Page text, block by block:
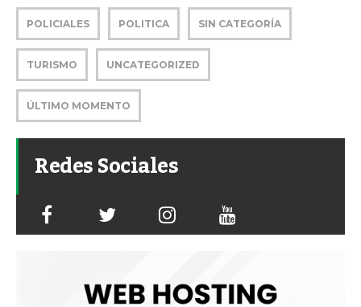
POLICIALES POLITICA SIN CATEGORÍA
TURISMO UNCATEGORIZED
ÚLTIMO MOMENTO
Redes Sociales